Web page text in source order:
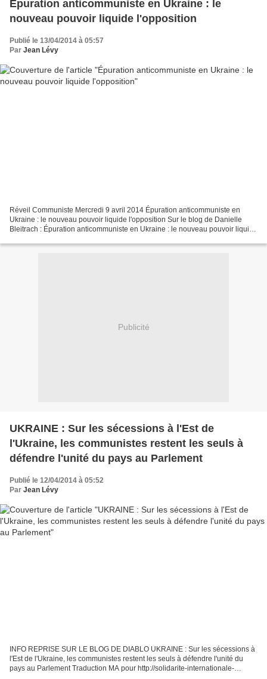
Épuration anticommuniste en Ukraine : le
nouveau pouvoir liquide l'opposition
Publié le 13/04/2014 à 05:57
Par Jean Lévy
Réveil Communiste Mercredi 9 avril 2014 Épuration anticommuniste en
Ukraine : le nouveau pouvoir liquide l'opposition Sur le blog de Danielle
Bleitrach : Épuration anticommuniste en Ukraine : le nouveau pouvoir liquide
Publicité
UKRAINE : Sur les sécessions à l'Est de
l'Ukraine, les communistes restent les seuls à
défendre l'unité du pays au Parlement
Publié le 12/04/2014 à 05:52
Par Jean Lévy
INFO REPRISE SUR LE BLOG DE DIABLO UKRAINE : Sur les sécessions à
l'Est de l'Ukraine, les communistes restent les seuls à défendre l'unité du
pays au Parlement Traduction MA pour http://solidarite-internationale-